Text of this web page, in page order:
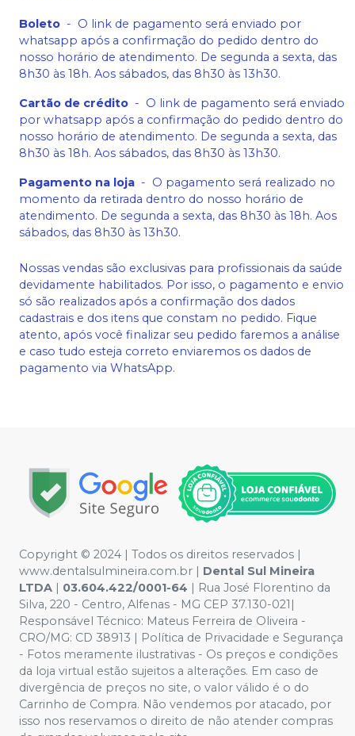
Boleto - O link de pagamento será enviado por
whatsapp após a confirmação do pedido dentro do
nosso horário de atendimento. De segunda a sexta, das
8h30 às 18h. Aos sábados, das 8h30 às 13h30.
Cartão de crédito - O link de pagamento será enviado
por whatsapp após a confirmação do pedido dentro do
nosso horário de atendimento. De segunda a sexta, das
8h30 às 18h. Aos sábados, das 8h30 às 13h30.
Pagamento na loja - O pagamento será realizado no
momento da retirada dentro do nosso horário de
atendimento. De segunda a sexta, das 8h30 às 18h. Aos
sábados, das 8h30 às 13h30.
Nossas vendas são exclusivas para profissionais da saúde
devidamente habilitados. Por isso, o pagamento e envio
só são realizados após a confirmação dos dados
cadastrais e dos itens que constam no pedido. Fique
atento, após você finalizar seu pedido faremos a análise
e caso tudo esteja correto enviaremos os dados de
pagamento via WhatsApp.
Copyright © 2024 | Todos os direitos reservados |
www.dentalsulmineira.com.br | Dental Sul Mineira
LTDA | 03.604.422/0001-64 | Rua José Florentino da
Silva, 220 - Centro, Alfenas - MG CEP 37.130-021|
Responsável Técnico: Mateus Ferreira de Oliveira -
CRO/MG: CD 38913 | Política de Privacidade e Segurança
- Fotos meramente ilustrativas - Os preços e condições
da loja virtual estão sujeitos a alterações. Em caso de
divergência de preços no site, o valor válido é o do
Carrinho de Compra. Não vendemos por atacado, por
isso nos reservamos o direito de não atender compras